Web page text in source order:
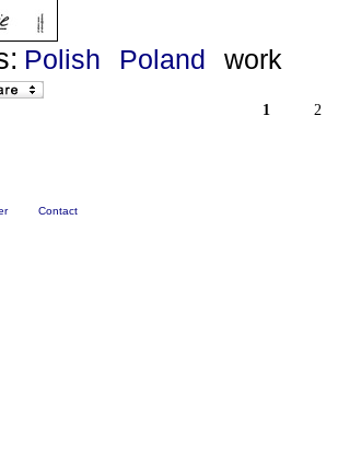
Polish Poland work
1 2
Contact